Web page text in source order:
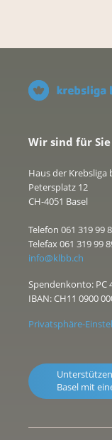
Wir sind für
Haus der Krebsliga
Petersplatz 12
CH-4051 Basel
Telefon 061 319 99
Telefax 061 319 99
info@klbb.ch
Spendenkonto: PC
IBAN: CH11 0900
Privatsphäre-
Basel mit